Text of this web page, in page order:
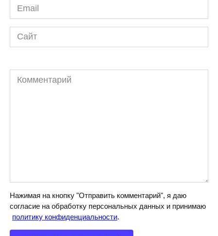
Email
*
Сайт
Комментарий
Нажимая на кнопку "Отправить комментарий", я даю
согласие на обработку персональных данных и принимаю
политику конфиденциальности.